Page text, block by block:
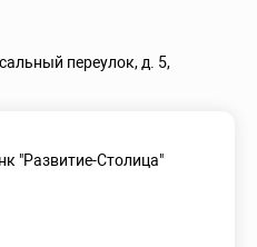
переулок, д. 5,
"Развитие-Столица"